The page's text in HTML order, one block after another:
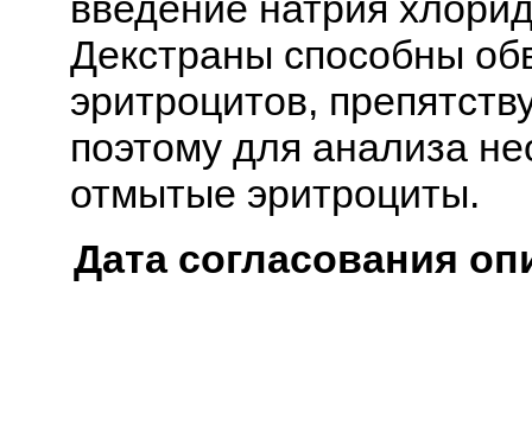
Декстраны способны
эритроцитов,
поэтому для анализа
отмытые эритроциты.
Дата согласования